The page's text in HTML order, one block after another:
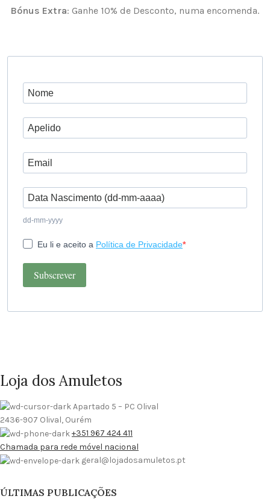
Bónus Extra: Ganhe 10% de Desconto, numa encomenda.
dd-mm-yyyy
Eu li e aceito a Política de Privacidade
Subscrever
Loja dos Amuletos
Apartado 5 – PC Olival
2436-907 Olival, Ourém
+351 967 424 411
Chamada para rede móvel nacional
geral@lojadosamuletos.pt
ÚLTIMAS PUBLICAÇÕES